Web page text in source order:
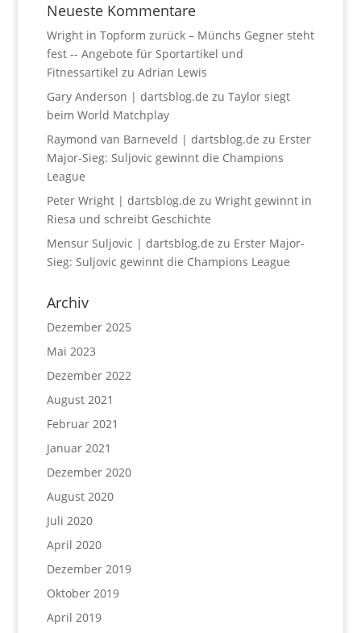
Neueste Kommentare
Wright in Topform zurück – Münchs Gegner steht
fest -- Angebote für Sportartikel und
Fitnessartikel zu Adrian Lewis
Gary Anderson | dartsblog.de zu Taylor siegt
beim World Matchplay
Raymond van Barneveld | dartsblog.de zu Erster
Major-Sieg: Suljovic gewinnt die Champions
League
Peter Wright | dartsblog.de zu Wright gewinnt in
Riesa und schreibt Geschichte
Mensur Suljovic | dartsblog.de zu Erster Major-
Sieg: Suljovic gewinnt die Champions League
Archiv
Dezember 2025
Mai 2023
Dezember 2022
August 2021
Februar 2021
Januar 2021
Dezember 2020
August 2020
Juli 2020
April 2020
Dezember 2019
Oktober 2019
April 2019